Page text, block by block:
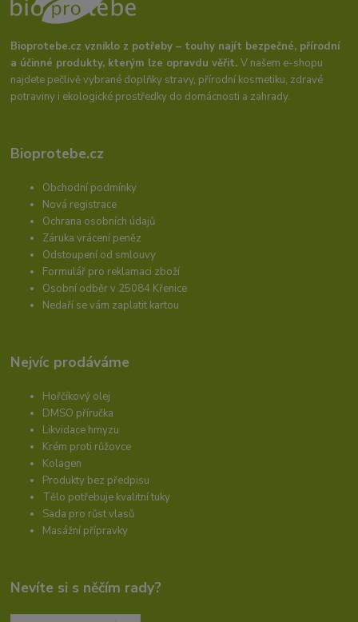
Bioprotebe.cz vzniklo z potřeby – touhy najít bezpečné, přírodní
a účinné produkty, kterým lze opravdu věřit.V našem e-shopu
najdete pečlivě vybrané doplňky stravy, přírodní kosmetiku, zdravé
potraviny i ekologické prostředky do domácnosti a zahrady.
Bioprotebe.cz
Obchodní podmínky
Nová registrace
Ochrana osobních údajů
Záruka vrácení peněz
Odstoupení od smlouvy
Formulář pro reklamaci zboží
Osobní odběr v 25084 Křenice
Nedaří se vám zaplatit kartou
Nejvíc prodáváme
Hořčíkový olej
DMSO příručka
Likvidace hmyzu
Krém proti růžovce
Kolagen
Produkty bez předpisu
Tělo potřebuje kvalitní tuky
Sada pro růst vlasů
Masážní přípravky
Nevíte si s něčím rady?